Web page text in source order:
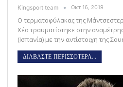
Kingsport team Οκτ 16, 2019
Ο τερματοφύλακας της Μάντσεστερ
Χέα τραυματίστηκε στην
(Ισπανία) με την αντίστοιχη της
ΔΙΑΒΑΣΤΕ ΠΕΡΙΣΣΟΤΕΡΑ...